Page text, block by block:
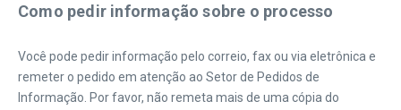
Como pedir informação sobre o processo
Você pode pedir informação pelo correio, fax ou via eletrônica e
remeter o pedido em atenção ao Setor de Pedidos de
Informação. Por favor, não remeta mais de uma cópia do